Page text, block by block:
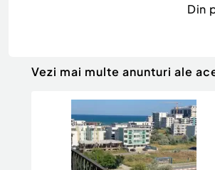
Din
Vezi mai multe anunturi ale